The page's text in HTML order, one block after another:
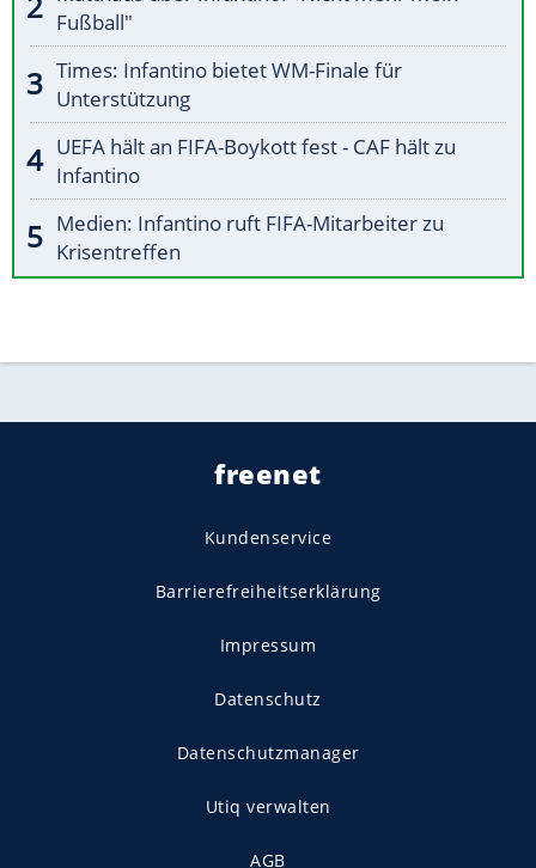
Fußball"
Times: Infantino bietet WM-Finale für
Unterstützung
UEFA hält an FIFA-Boykott fest - CAF hält zu
Infantino
Medien: Infantino ruft FIFA-Mitarbeiter zu
Krisentreffen
freenet
Kundenservice
Barrierefreiheitserklärung
Impressum
Datenschutz
Datenschutzmanager
Utiq verwalten
AGB